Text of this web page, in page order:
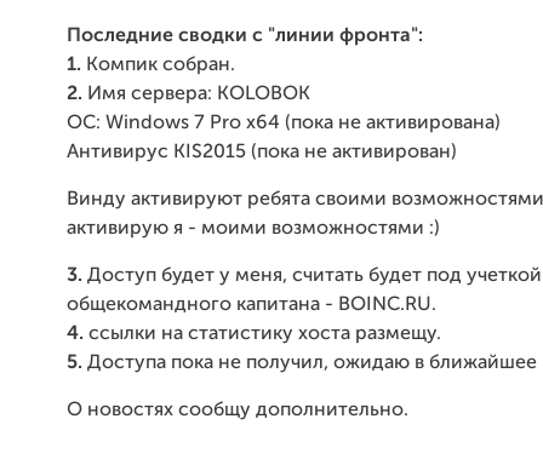
Последние сводки с "линии фронта":
1. Компик собран.
2. Имя сервера: KOLOBOK
ОС: Windows 7 Pro x64 (пока не активирована)
Антивирус KIS2015 (пока не активирован)
Винду активируют ребята своими
активирую я - моими возможностями :)
3. Доступ будет у меня, считать будет под учеткой
общекомандного капитана - BOINC.RU.
4. ссылки на статистику хоста размещу.
5. Доступа пока не получил, ожидаю в ближайшее
О новостях сообщу дополнительно.